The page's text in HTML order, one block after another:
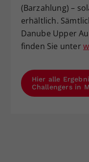
(Barzahlung) –
erhältlich.
Danube Upper
finden Sie unter
Hier alle
Challengers in